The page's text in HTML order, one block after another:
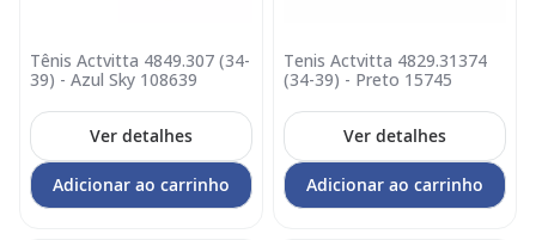
Tênis Actvitta 4849.307 (34-
39) - Azul Sky 108639
Ver detalhes
Adicionar ao carrinho
Tenis Actvitta 4829.31374
(34-39) - Preto 15745
Ver detalhes
Adicionar ao carrinho